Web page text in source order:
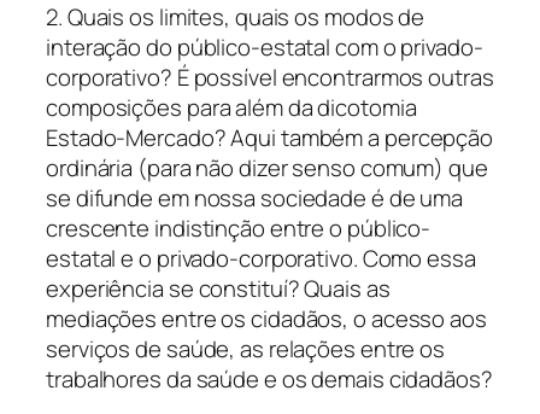
2. Quais os limites, quais os modos de
interação do público-estatal com o privado-
corporativo? É possível encontrarmos outras
composições para além da dicotomia
Estado-Mercado? Aqui também a percepção
ordinária (para não dizer senso comum) que
se difunde em nossa sociedade é de uma
crescente indistinção entre o público-
estatal e o privado-corporativo. Como essa
experiência se constituí? Quais as
mediações entre os cidadãos, o acesso aos
serviços de saúde, as relações entre os
trabalhores da saúde e os demais cidadãos?